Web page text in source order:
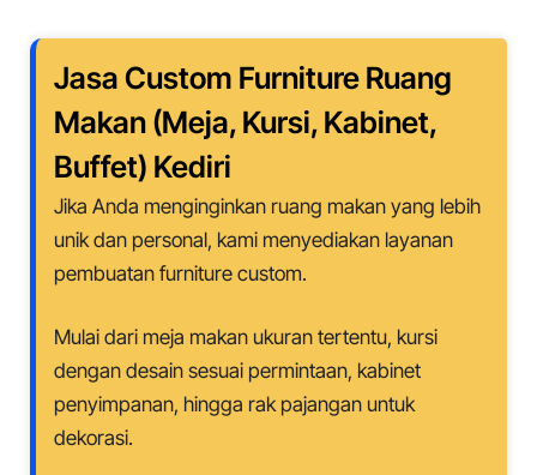
Jasa Custom Furniture Ruang
Makan (Meja, Kursi, Kabinet,
Buffet) Kediri
Jika Anda menginginkan ruang makan yang lebih
unik dan personal, kami menyediakan layanan
pembuatan furniture custom.
Mulai dari meja makan ukuran tertentu, kursi
dengan desain sesuai permintaan, kabinet
penyimpanan, hingga rak pajangan untuk
dekorasi.